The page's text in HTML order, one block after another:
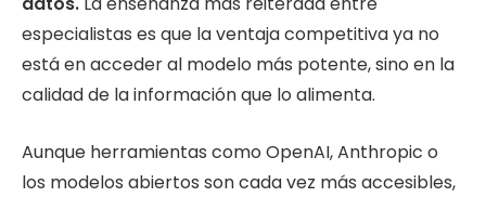
especialistas es que la ventaja competitiva ya no
está en acceder al modelo más potente, sino en la
calidad de la información que lo alimenta.
Aunque herramientas como OpenAI, Anthropic o
los modelos abiertos son cada vez más accesibles,